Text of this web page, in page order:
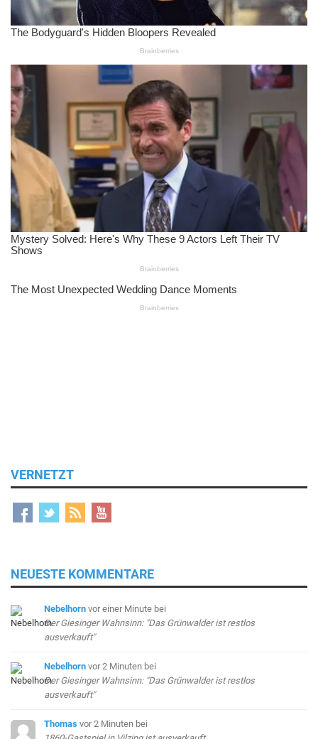
VERNETZT
NEUESTE KOMMENTARE
Nebelhorn vor einer Minute bei
Der Giesinger Wahnsinn: "Das Grünwalder ist restlos
ausverkauft"
Nebelhorn vor 2 Minuten bei
Der Giesinger Wahnsinn: "Das Grünwalder ist restlos
ausverkauft"
Thomas vor 2 Minuten bei